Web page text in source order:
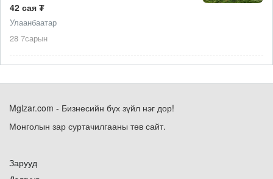
42 сая ₮
Улаанбаатар
28 7сарын
Mglzar.com - Бизнесийн бүх зүйл нэг дор!
Монголын зар суртачилгааны төв сайт.
Зарууд